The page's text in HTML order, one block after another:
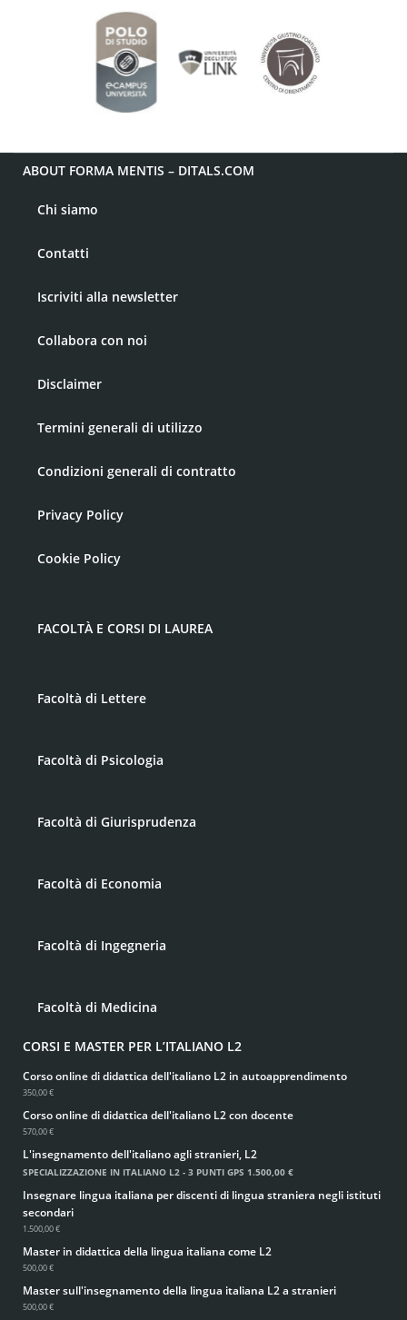
ABOUT FORMA MENTIS – DITALS.COM
Chi siamo
Contatti
Iscriviti alla newsletter
Collabora con noi
Disclaimer
Termini generali di utilizzo
Condizioni generali di contratto
Privacy Policy
Cookie Policy
FACOLTÀ E CORSI DI LAUREA
Facoltà di Lettere
Facoltà di Psicologia
Facoltà di Giurisprudenza
Facoltà di Economia
Facoltà di Ingegneria
Facoltà di Medicina
CORSI E MASTER PER L’ITALIANO L2
Corso online di didattica dell'italiano L2 in autoapprendimento
350,00 €
Corso online di didattica dell'italiano L2 con docente
570,00 €
L'insegnamento dell'italiano agli stranieri, L2
SPECIALIZZAZIONE IN ITALIANO L2 - 3 PUNTI GPS 1.500,00 €
Insegnare lingua italiana per discenti di lingua straniera negli istituti
secondari
1.500,00 €
Master in didattica della lingua italiana come L2
500,00 €
Master sull'insegnamento della lingua italiana L2 a stranieri
500,00 €